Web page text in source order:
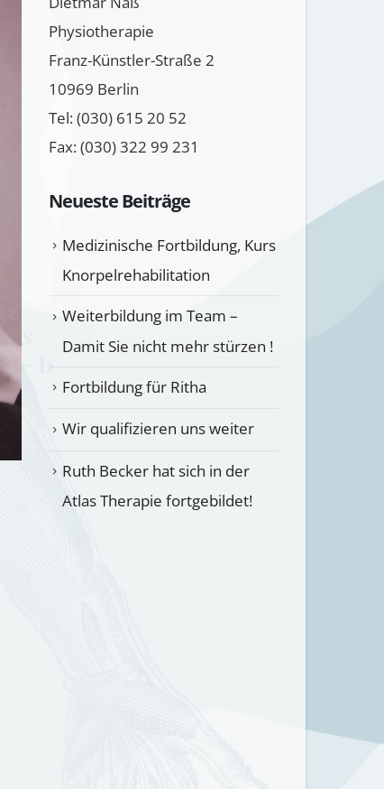
Physiotherapie
Franz-Künstler-Straße 2
10969 Berlin
Tel: (030) 615 20 52
Fax: (030) 322 99 231
Neueste Beiträge
Medizinische Fortbildung, Kurs
Knorpelrehabilitation
Weiterbildung im Team –
Damit Sie nicht mehr stürzen !
Fortbildung für Ritha
Wir qualifizieren uns weiter
Ruth Becker hat sich in der
Atlas Therapie fortgebildet!